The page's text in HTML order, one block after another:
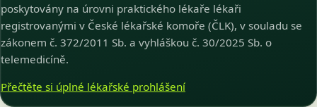
poskytovány na úrovni praktického lékaře lékaři
registrovanými v České lékařské komoře (ČLK), v souladu se
zákonem č. 372/2011 Sb. a vyhláškou č. 30/2025 Sb. o
telemedicíně.
Přečtěte si úplné lékařské prohlášení